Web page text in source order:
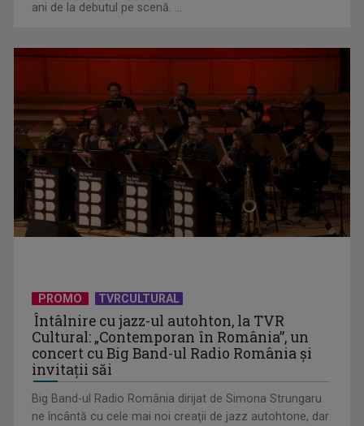
De peste 160 de ani în slujba culturii românești. Povestea
„Societății” din ...
Protest de amploare al fermierilor în Capitală
ani de la debutul pe scenă. ...
PROMO TVRCULTURAL
Întâlnire cu jazz-ul autohton, la TVR
Cultural: „Contemporan în România”, un
concert cu Big Band-ul Radio România şi
invitaţii săi
Big Band-ul Radio România dirijat de Simona Strungaru
ne încântă cu cele mai noi creaţii de jazz autohtone, dar